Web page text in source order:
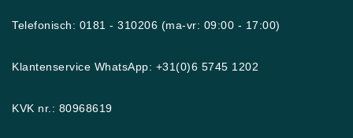
Telefonisch: 0181 - 310206 (ma-vr: 09:00 - 17:00)
Klantenservice WhatsApp: +31(0)6 5745 1202
KVK nr.: 80968619